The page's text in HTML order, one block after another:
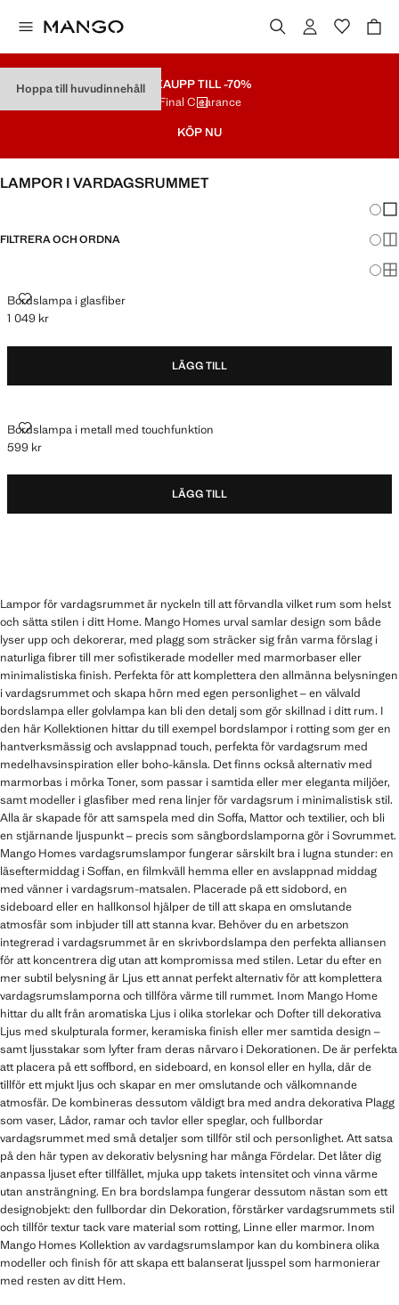
Hoppa till huvudinnehåll REAUPP TILL -70%
Final Clearance
KÖP NU
LAMPOR I VARDAGSRUMMET
FILTRERA OCH ORDNA
Bordslampa i glasfiber
BORDSLAMPA I GLASFIBER
Gällande pris [1 049 kr ]
1 049 kr
LÄGG TILL
Bordslampa i metall med touchfunktion
BORDSLAMPA I METALL MED TOUCHFUNKTION
Gällande pris [599 kr ]
599 kr
LÄGG TILL
Lampor för vardagsrummet är nyckeln till att förvandla vilket rum som helst
och sätta stilen i ditt Home. Mango Homes urval samlar design som både
lyser upp och dekorerar, med plagg som sträcker sig från varma förslag i
naturliga fibrer till mer sofistikerade modeller med marmorbaser eller
minimalistiska finish. Perfekta för att komplettera den allmänna belysningen
i vardagsrummet och skapa hörn med egen personlighet – en välvald
bordslampa eller golvlampa kan bli den detalj som gör skillnad i ditt rum. I
den här Kollektionen hittar du till exempel bordslampor i rotting som ger en
hantverksmässig och avslappnad touch, perfekta för vardagsrum med
medelhavsinspiration eller boho-känsla. Det finns också alternativ med
marmorbas i mörka Toner, som passar i samtida eller mer eleganta miljöer,
samt modeller i glasfiber med rena linjer för vardagsrum i minimalistisk stil.
Alla är skapade för att samspela med din Soffa, Mattor och textilier, och bli
en stjärnande ljuspunkt – precis som sängbordslamporna gör i Sovrummet.
Mango Homes vardagsrumslampor fungerar särskilt bra i lugna stunder: en
läseftermiddag i Soffan, en filmkväll hemma eller en avslappnad middag
med vänner i vardagsrum-matsalen. Placerade på ett sidobord, en
sideboard eller en hallkonsol hjälper de till att skapa en omslutande
atmosfär som inbjuder till att stanna kvar. Behöver du en arbetszon
integrerad i vardagsrummet är en skrivbordslampa den perfekta alliansen
för att koncentrera dig utan att kompromissa med stilen. Letar du efter en
mer subtil belysning är Ljus ett annat perfekt alternativ för att komplettera
vardagsrumslamporna och tillföra värme till rummet. Inom Mango Home
hittar du allt från aromatiska Ljus i olika storlekar och Dofter till dekorativa
Ljus med skulpturala former, keramiska finish eller mer samtida design –
samt ljusstakar som lyfter fram deras närvaro i Dekorationen. De är perfekta
att placera på ett soffbord, en sideboard, en konsol eller en hylla, där de
tillför ett mjukt ljus och skapar en mer omslutande och välkomnande
atmosfär. De kombineras dessutom väldigt bra med andra dekorativa Plagg
som vaser, Lådor, ramar och tavlor eller speglar, och fullbordar
vardagsrummet med små detaljer som tillför stil och personlighet. Att satsa
på den här typen av dekorativ belysning har många Fördelar. Det låter dig
anpassa ljuset efter tillfället, mjuka upp takets intensitet och vinna värme
utan ansträngning. En bra bordslampa fungerar dessutom nästan som ett
designobjekt: den fullbordar din Dekoration, förstärker vardagsrummets stil
och tillför textur tack vare material som rotting, Linne eller marmor. Inom
Mango Homes Kollektion av vardagsrumslampor kan du kombinera olika
modeller och finish för att skapa ett balanserat ljusspel som harmonierar
med resten av ditt Hem.